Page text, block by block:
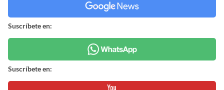
Suscríbete en:
Suscríbete en: